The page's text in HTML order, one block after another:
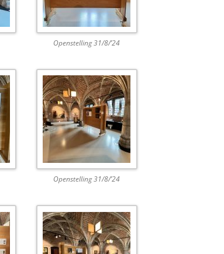
Openstelling 31/8/’24
Openstelling 31/8/’24